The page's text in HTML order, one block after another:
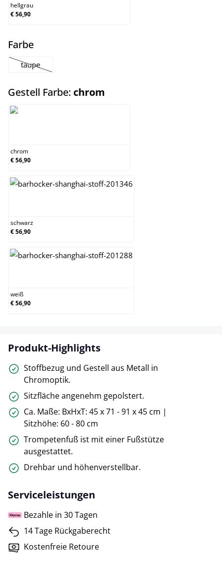
hellgrau
€ 56,90
Farbeauswählen
taupe
(Diese Option ist zurzeit nicht verfügbar.)
Gestell Farbe: chrom
chrom
€ 56,90
schwarz
€ 56,90
weiß
€ 56,90
Produkt-Highlights
Stoffbezug und Gestell aus Metall in
Chromoptik.
Sitzfläche angenehm gepolstert.
Ca. Maße: BxHxT: 45 x 71 - 91 x 45 cm |
Sitzhöhe: 60 - 80 cm
Trompetenfuß ist mit einer Fußstütze
ausgestattet.
Drehbar und höhenverstellbar.
Serviceleistungen
Bezahle in 30 Tagen
14 Tage Rückgaberecht
Kostenfreie Retoure